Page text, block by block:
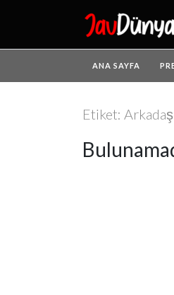
ANA SAYFA
Etiket: